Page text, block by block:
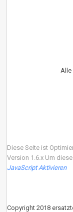
Alle
Diese Seite ist
Version 1.6.x Um
JavaScript Aktivieren
Copyright 2018